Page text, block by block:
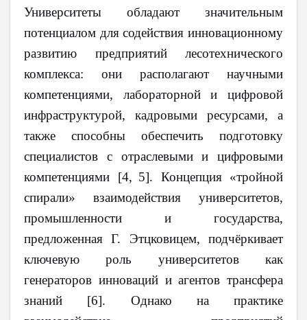
Университеты обладают значительным
потенциалом для содействия инновационному
развитию предприятий лесотехнического
комплекса: они располагают научными
компетенциями, лабораторной и цифровой
инфраструктурой, кадровыми ресурсами, а
также способны обеспечить подготовку
специалистов с отраслевыми и цифровыми
компетенциями [4, 5]. Концепция «тройной
спирали» взаимодействия университетов,
промышленности и государства,
предложенная Г. Этцковицем, подчёркивает
ключевую роль университетов как
генераторов инноваций и агентов трансфера
знаний [6]. Однако на практике